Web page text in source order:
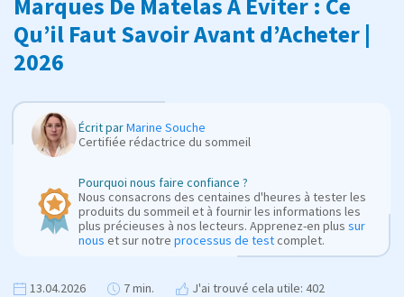
Qu’il Faut Savoir Avant d’Acheter |
2026
Écrit parMarine Souche
Certifiée rédactrice du sommeil
Pourquoi nous faire confiance ?
Nous consacrons des centaines d'heures à tester les
produits du sommeil et à fournir les informations les
plus précieuses à nos lecteurs. Apprenez-en plus sur
nous et sur notre processus de testcomplet.
13.04.2026 7 min. J'ai trouvé cela utile: 402